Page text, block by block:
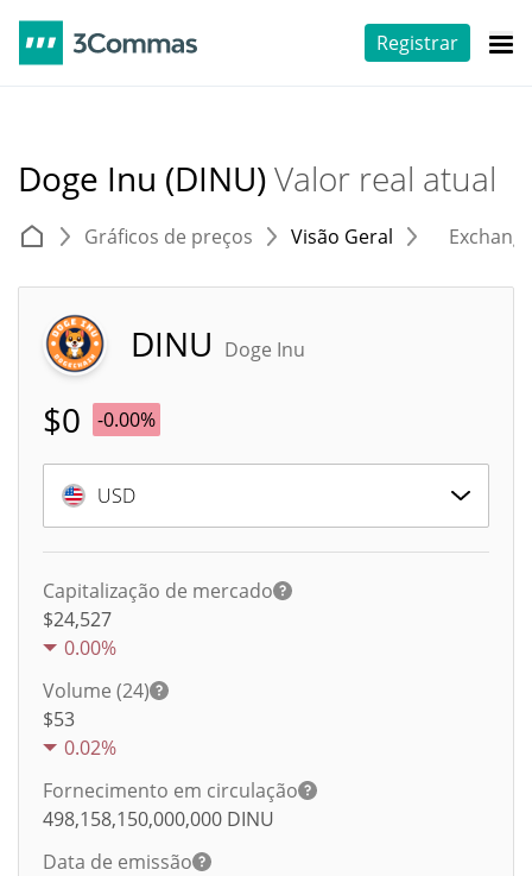
Registrar
Doge Inu (DINU)Valor real atual
Gráficos de preços Visão Geral
DINU Doge Inu
$0 -0.00%
USD
Capitalização de mercado
$24,527
0.00%
Volume (24)
$53
0.02%
Fornecimento em circulação
498,158,150,000,000 DINU
Data de emissão